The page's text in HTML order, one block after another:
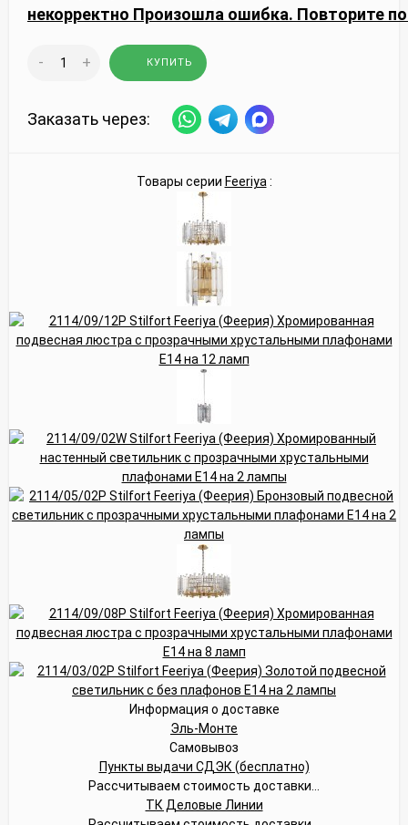
некорректно Произошла ошибка. Повторите
- + КУПИТЬ
Заказать через:
Товары серии Feeriya :
Информация о доставке
Эль-Монте
Самовывоз
Пункты выдачи СДЭК (бесплатно)
Рассчитываем стоимость доставки...
ТК Деловые Линии